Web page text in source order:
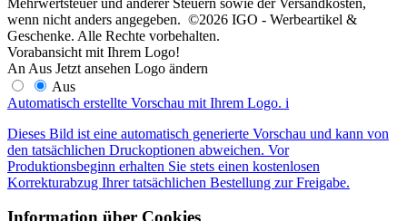
wenn nicht anders angegeben. ©2026 IGO - Werbeartikel &
Geschenke. Alle Rechte vorbehalten.
Vorabansicht mit Ihrem Logo!
An Aus Jetzt ansehen Logo ändern
Aus
Automatisch erstellte Vorschau mit Ihrem Logo. i
Dieses Bild ist eine automatisch generierte Vorschau und kann von
den tatsächlichen Druckoptionen abweichen. Vor
Produktionsbeginn erhalten Sie stets einen kostenlosen
Korrekturabzug Ihrer tatsächlichen Bestellung zur Freigabe.